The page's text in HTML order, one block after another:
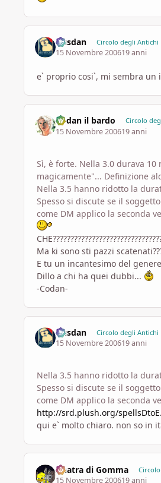
Dusdan Circolo degli Antichi
15 Novembre 200619 anni
e` proprio cosi`, mi sembra un
Codan il bardo Circolo
15 Novembre 200619 anni
Sì, è forte. Nella 3.0 durava
magicamente"... Definizione
Nella 3.5 hanno ridotto la
Spesso si discute se il
come DM applico la seconda
Ma ki sono sti pazzi
E tu un incantesimo del
Dillo a chi ha quei dubbi...
-Codan-
Dusdan Circolo degli Antichi
15 Novembre 200619 anni
Nella 3.5 hanno ridotto la
Spesso si discute se il
come DM applico la seconda
http://srd.plush.org/
qui e` molto chiaro. non so in
Anatra di Gomma
15 Novembre 200619 anni